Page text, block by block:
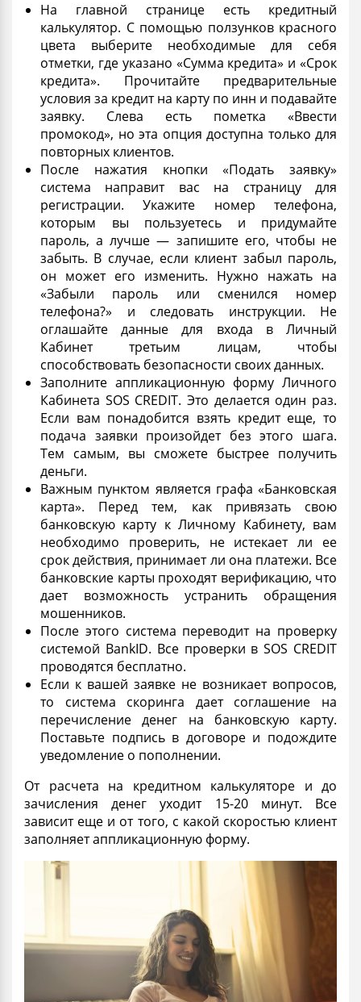
На главной странице есть кредитный
калькулятор. С помощью ползунков красного
цвета выберите необходимые для себя
отметки, где указано «Сумма кредита» и «Срок
кредита». Прочитайте предварительные
условия за кредит на карту по инн и подавайте
заявку. Слева есть пометка «Ввести
промокод», но эта опция доступна только для
повторных клиентов.
После нажатия кнопки «Подать заявку»
система направит вас на страницу для
регистрации. Укажите номер телефона,
которым вы пользуетесь и придумайте
пароль, а лучше — запишите его, чтобы не
забыть. В случае, если клиент забыл пароль,
он может его изменить. Нужно нажать на
«Забыли пароль или сменился номер
телефона?» и следовать инструкции. Не
оглашайте данные для входа в Личный
Кабинет третьим лицам, чтобы
способствовать безопасности своих данных.
Заполните аппликационную форму Личного
Кабинета SOS CREDIT. Это делается один раз.
Если вам понадобится взять кредит еще, то
подача заявки произойдет без этого шага.
Тем самым, вы сможете быстрее получить
деньги.
Важным пунктом является графа «Банковская
карта». Перед тем, как привязать свою
банковскую карту к Личному Кабинету, вам
необходимо проверить, не истекает ли ее
срок действия, принимает ли она платежи. Все
банковские карты проходят верификацию, что
дает возможность устранить обращения
мошенников.
После этого система переводит на проверку
системой BankID. Все проверки в SOS CREDIT
проводятся бесплатно.
Если к вашей заявке не возникает вопросов,
то система скоринга дает соглашение на
перечисление денег на банковскую карту.
Поставьте подписьв договоре и подождите
уведомление о пополнении.
От расчета на кредитном калькуляторе и до
зачисления денег уходит 15-20 минут. Все
зависит еще и от того, с какой скоростью клиент
заполняет аппликационную форму.